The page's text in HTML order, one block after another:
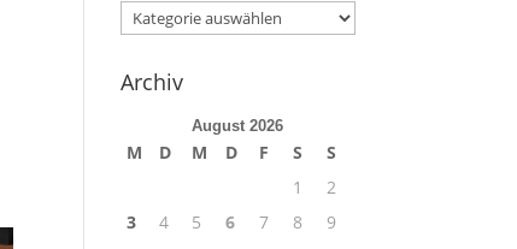
Kategorien
Archiv
August 2026
M D M D F S
S
1
2
3
4 5 6 7 8
9